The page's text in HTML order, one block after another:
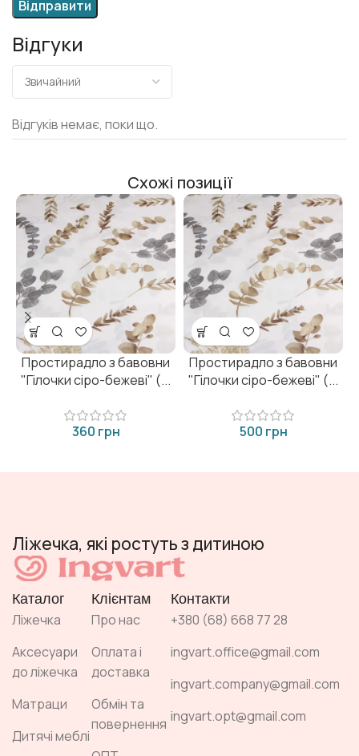
Відгуки
Відгуків немає, поки що.
Схожі позиції
Простирадло з бавовни
"Гілочки сіро-бежеві" (...
грн
Простирадло з бавовни
"Гілочки сіро-бежеві" (...
грн
Ліжечка, які ростуть з дитиною
Каталог
Ліжечка
Аксесуари
до ліжечка
Матраци
Дитячі меблі
Клієнтам
Про нас
Оплата і
доставка
Обмін та
повернення
Контакти
+380 (68) 668 77 28
ingvart.office@gmail.com
ingvart.company@gmail.com
ingvart.opt@gmail.com